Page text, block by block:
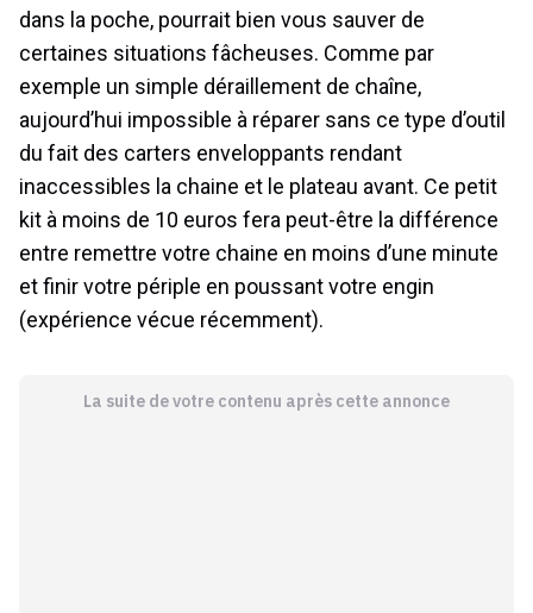
dans la poche, pourrait bien vous sauver de
certaines situations fâcheuses. Comme par
exemple un simple déraillement de chaîne,
aujourd’hui impossible à réparer sans ce type d’outil
du fait des carters enveloppants rendant
inaccessibles la chaine et le plateau avant. Ce petit
kit à moins de 10 euros fera peut-être la différence
entre remettre votre chaine en moins d’une minute
et finir votre périple en poussant votre engin
(expérience vécue récemment).
La suite de votre contenu après cette annonce